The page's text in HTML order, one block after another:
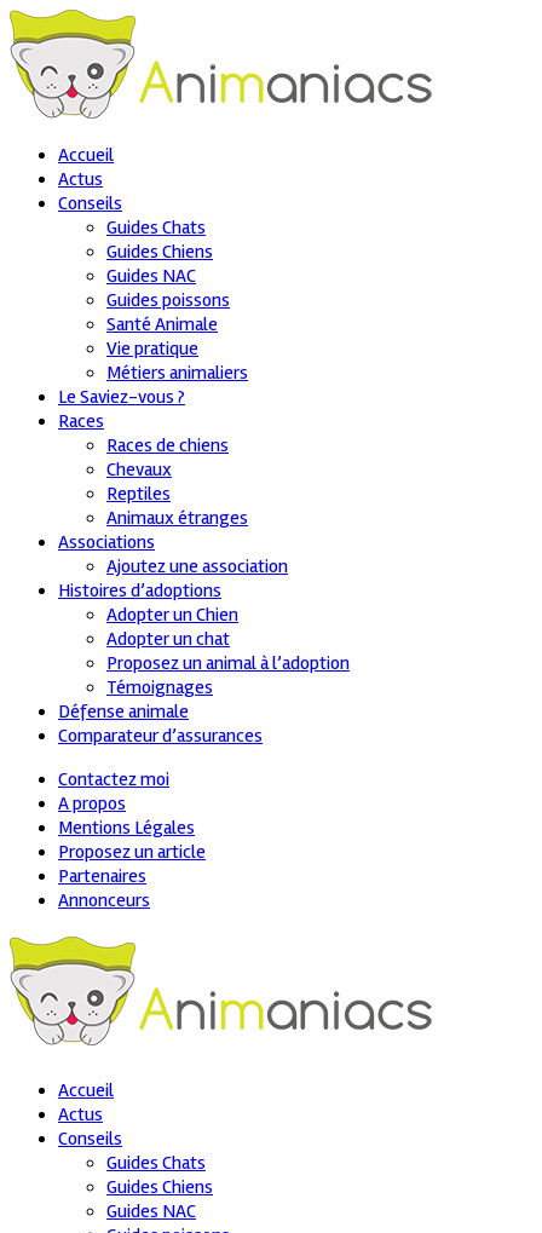
Accueil
Actus
Conseils
Guides Chats
Guides Chiens
Guides NAC
Guides poissons
Santé Animale
Vie pratique
Métiers animaliers
Le Saviez-vous ?
Races
Races de chiens
Chevaux
Reptiles
Animaux étranges
Associations
Ajoutez une association
Histoires d’adoptions
Adopter un Chien
Adopter un chat
Proposez un animal à l’adoption
Témoignages
Défense animale
Comparateur d’assurances
Contactez moi
A propos
Mentions Légales
Proposez un article
Partenaires
Annonceurs
Accueil
Actus
Conseils
Guides Chats
Guides Chiens
Guides NAC